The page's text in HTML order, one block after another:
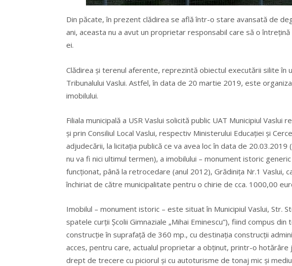
Din păcate, în prezent clădirea se află într-o stare avansată de
ani, aceasta nu a avut un proprietar responsabil care să o
ei.
Clădirea și terenul aferente, reprezintă obiectul executării silite în
Tribunalului Vaslui. Astfel, în data de 20 martie 2019, este
imobilului.
Filiala municipală a USR Vaslui solicită public UAT Municipiul
și prin Consiliul Local Vaslui, respectiv Ministerului Educației și
adjudecării, la licitația publică ce va avea loc în data de
nu va fi nici ultimul termen), a imobilului – monument istoric
funcționat, până la retrocedare (anul 2012), Grădinița Nr.1 Vaslui,
închiriat de către municipalitate pentru o chirie de cca. 1000,00
Imobilul – monument istoric – este situat în Municipiul Vaslui, Str.
spatele curții Școlii Gimnaziale „Mihai Eminescu”), fiind compus
construcție în suprafață de 360 mp., cu destinația construcții
acces, pentru care, actualul proprietar a obținut, printr-o hotărâre
drept de trecere cu piciorul şi cu autoturisme de tonaj mic şi